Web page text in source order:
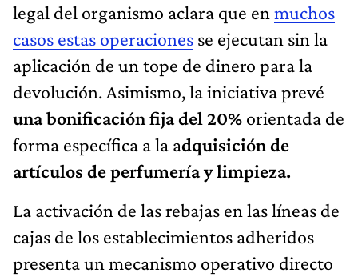
legal del organismo aclara que en muchos
casos estas operaciones se ejecutan sin la
aplicación de un tope de dinero para la
devolución. Asimismo, la iniciativa prevé
una bonificación fija del 20% orientada de
forma específica a la adquisición de
artículos de perfumería y limpieza.
La activación de las rebajas en las líneas de
cajas de los establecimientos adheridos
presenta un mecanismo operativo directo